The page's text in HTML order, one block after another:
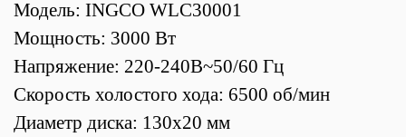
Модель: INGCO WLC30001
Мощность: 3000 Вт
Напряжение: 220-240В~50/60 Гц
Скорость холостого хода: 6500 об/мин
Диаметр диска: 130x20 мм